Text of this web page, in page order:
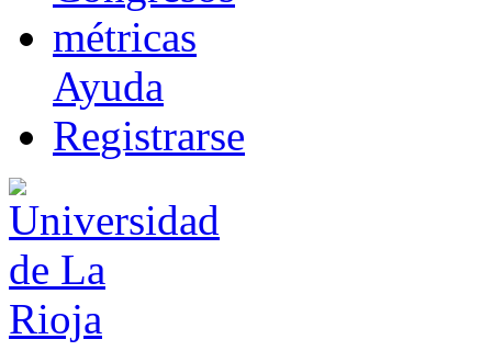
métricas
Ayuda
Registrarse